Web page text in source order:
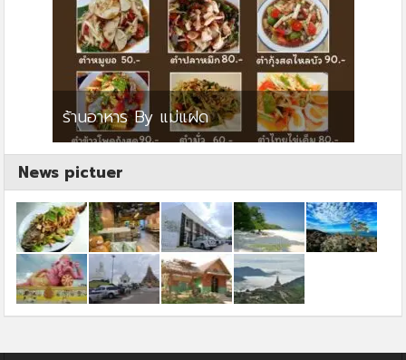
ร้านอาหาร By แม่แฝด
News pictuer